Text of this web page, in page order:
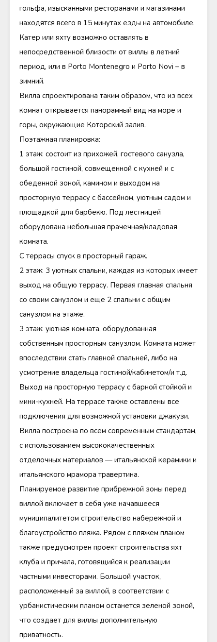
гольфа, изысканными ресторанами и магазинами
находятся всего в 15 минутах езды на автомобиле.
Катер или яхту возможно оставлять в
непосредственной близости от виллы в летний
период, или в Porto Montenegro и Porto Novi – в
зимний.
Вилла спроектирована таким образом, что из всех
комнат открывается панорамный вид на море и
горы, окружающие Которский залив.
Поэтажная планировка:
1 этаж: состоит из прихожей, гостевого санузла,
большой гостиной, совмещенной с кухней и с
обеденной зоной, камином и выходом на
просторную террасу с бассейном, уютным садом и
площадкой для барбекю. Под лестницей
оборудована небольшая прачечная/кладовая
комната.
С террасы спуск в просторный гараж.
2 этаж: 3 уютных спальни, каждая из которых имеет
выход на общую террасу. Первая главная спальня
со своим санузлом и еще 2 спальни с общим
санузлом на этаже.
3 этаж: уютная комната, оборудованная
собственным просторным санузлом. Комната может
впоследствии стать главной спальней, либо на
усмотрение владельца гостиной/кабинетом/и т.д.
Выход на просторную террасу с барной стойкой и
мини-кухней. На террасе также оставлены все
подключения для возможной установки джакузи.
Вилла построена по всем современным стандартам,
с использованием высококачественных
отделочных материалов — итальянской керамики и
итальянского мрамора травертина.
Планируемое развитие прибрежной зоны перед
виллой включает в себя уже начавшееся
муниципалитетом строительство набережной и
благоустройство пляжа. Рядом с пляжем планом
также предусмотрен проект строительства яхт
клуба и причала, готовящийся к реализации
частными инвесторами. Большой участок,
расположенный за виллой, в соответствии с
урбанистическим планом останется зеленой зоной,
что создает для виллы дополнительную
приватность.